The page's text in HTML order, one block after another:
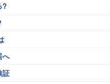
?
へ
証